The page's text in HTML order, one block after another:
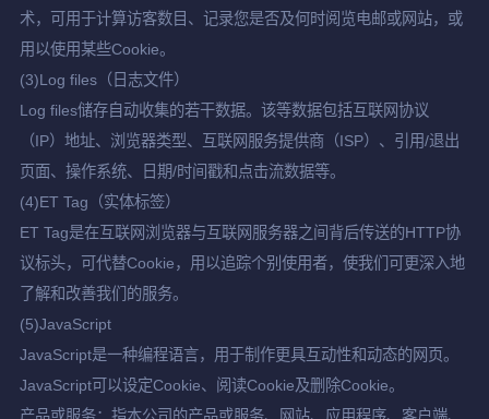
术，可用于计算访客数目、记录您是否及何时阅览电邮或网站，或
用以使用某些Cookie。
(3)Log files（日志文件）
Log files储存自动收集的若干数据。该等数据包括互联网协议
（IP）地址、浏览器类型、互联网服务提供商（ISP）、引用/退出
页面、操作系统、日期/时间戳和点击流数据等。
(4)ET Tag（实体标签）
ET Tag是在互联网浏览器与互联网服务器之间背后传送的HTTP协
议标头，可代替Cookie，用以追踪个别使用者，使我们可更深入地
了解和改善我们的服务。
(5)JavaScript
JavaScript是一种编程语言，用于制作更具互动性和动态的网页。
JavaScript可以设定Cookie、阅读Cookie及删除Cookie。